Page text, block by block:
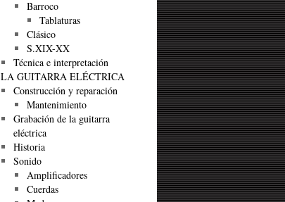
Barroco
Tablaturas
Clásico
S.XIX-XX
Técnica e interpretación
LA GUITARRA ELÉCTRICA
Construcción y reparación
Mantenimiento
Grabación de la guitarra
eléctrica
Historia
Sonido
Amplificadores
Cuerdas